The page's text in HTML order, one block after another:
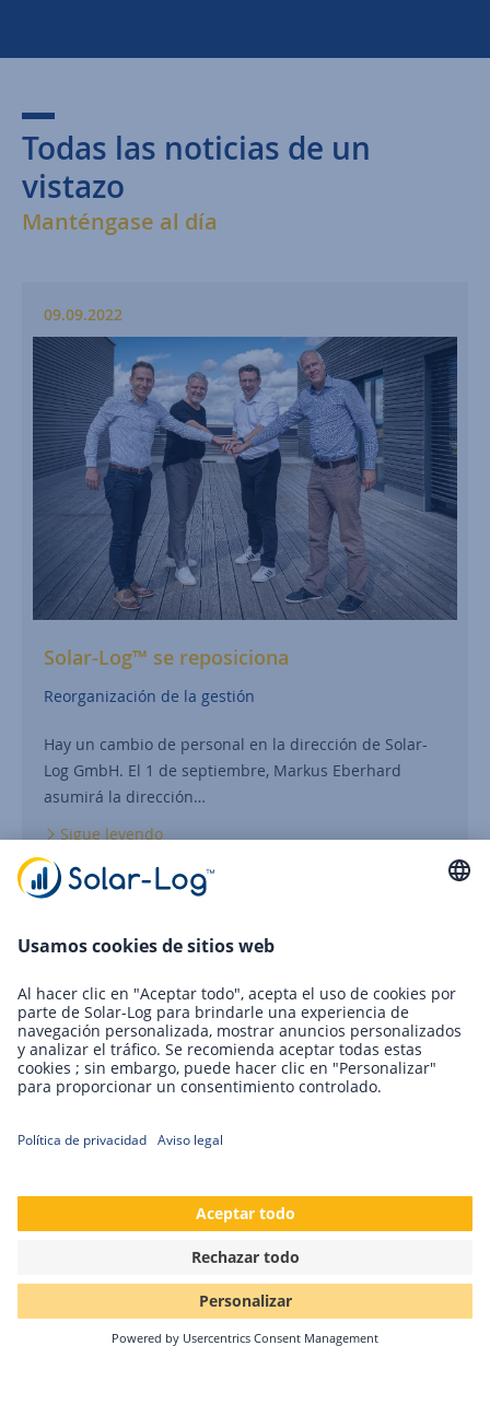
Todas las noticias de un
vistazo
Manténgase al día
09.09.2022
Solar-Log™ se reposiciona
Reorganización de la gestión
Hay un cambio de personal en la dirección de Solar-
Log GmbH. El 1 de septiembre, Markus Eberhard
asumirá la dirección…
Sigue leyendo
20.07.2022
Comparación de los sistemas de
supervisión fotovoltaica